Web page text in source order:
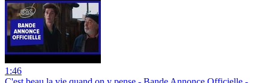
1:46